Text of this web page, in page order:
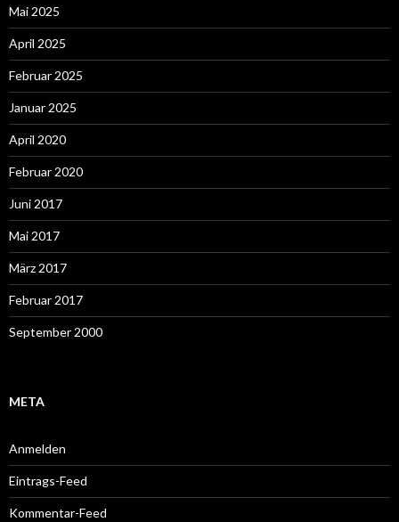
Mai 2025
April 2025
Februar 2025
Januar 2025
April 2020
Februar 2020
Juni 2017
Mai 2017
März 2017
Februar 2017
September 2000
META
Anmelden
Eintrags-Feed
Kommentar-Feed